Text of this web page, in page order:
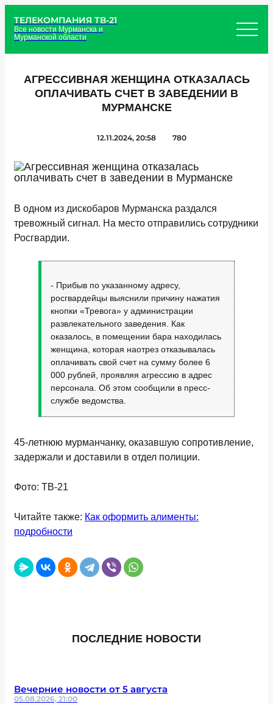
ТЕЛЕКОМПАНИЯ ТВ-21
Все новости Мурманска и
Мурманской области
АГРЕССИВНАЯ ЖЕНЩИНА ОТКАЗАЛАСЬ
ОПЛАЧИВАТЬ СЧЕТ В ЗАВЕДЕНИИ В
МУРМАНСКЕ
12.11.2024, 20:58 780
В одном из дискобаров Мурманска раздался
тревожный сигнал. На место отправились сотрудники
Росгвардии.
- Прибыв по указанному адресу,
росгвардейцы выяснили причину нажатия
кнопки «Тревога» у администрации
развлекательного заведения. Как
оказалось, в помещении бара находилась
женщина, которая наотрез отказывалась
оплачивать свой счет на сумму более 6
000 рублей, проявляя агрессию в адрес
персонала. Об этом сообщили в пресс-
службе ведомства.
45-летнюю мурманчанку, оказавшую сопротивление,
задержали и доставили в отдел полиции.
Фото: ТВ-21
Читайте также: Как оформить алименты:
подробности
ПОСЛЕДНИЕ НОВОСТИ
Вечерние новости от 5 августа
05.08.2026, 21:00